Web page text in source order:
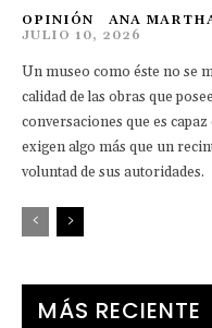
OPINIÓN ANA
JULIO 10, 2026
Un museo como éste no se
calidad de las obras que
conversaciones que es
exigen algo más que un
voluntad de sus autoridades.
MÁS RECIENTE